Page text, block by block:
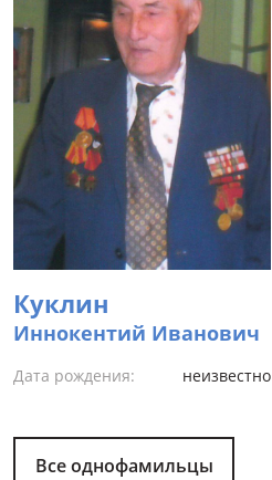
Куклин
Иннокентий Иванович
Дата рождения: неизвестно
Все однофамильцы